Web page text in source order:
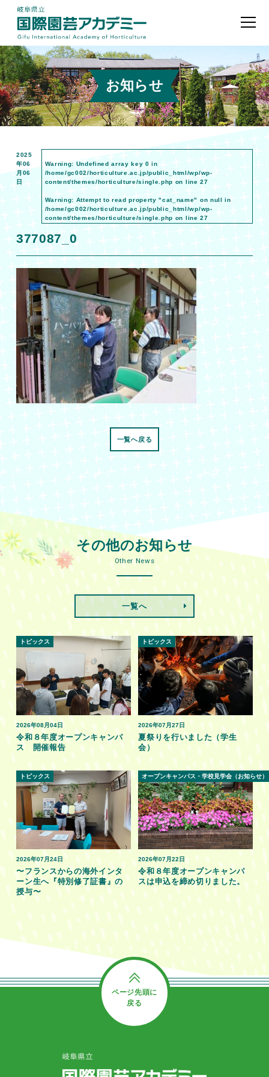
お知らせ
2025
年06
月06
日
Warning: Undefined array key 0 in
/home/gc002/horticulture.ac.jp/public_html/wp/wp-
content/themes/horticulture/single.php on line27
Warning: Attempt to read property "cat_name" on null in
/home/gc002/horticulture.ac.jp/public_html/wp/wp-
content/themes/horticulture/single.php on line27
377087_0
一覧へ戻る
その他のお知らせ
Other News
一覧へ
2026年08月04日
トピックス
令和８年度オープンキャンパ
ス 開催報告
2026年07月27日
トピックス
夏祭りを行いました（学生
会）
2026年07月24日
トピックス
〜フランスからの海外インタ
ーン生へ『特別修了証書』の
授与〜
2026年07月22日
オープンキャンパス・学校見学会（お知らせ）
令和８年度オープンキャンパ
スは申込を締め切りました。
ページ先頭に
戻る